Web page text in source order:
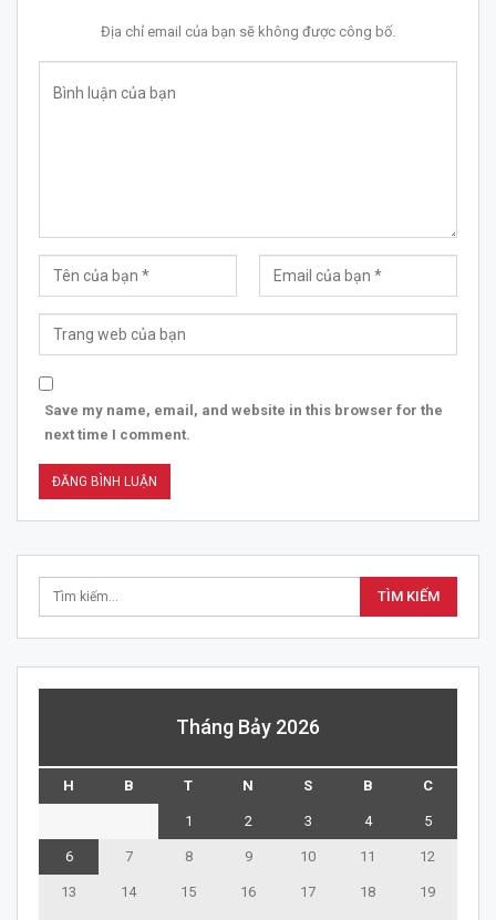
Địa chỉ email của bạn sẽ không được công bố.
Save my name, email, and website in this browser for the
next time I comment.
Tháng Bảy 2026
H B T N S B C
1 2 3 4 5
6 7 8 9 10 11 12
13 14 15 16 17 18 19